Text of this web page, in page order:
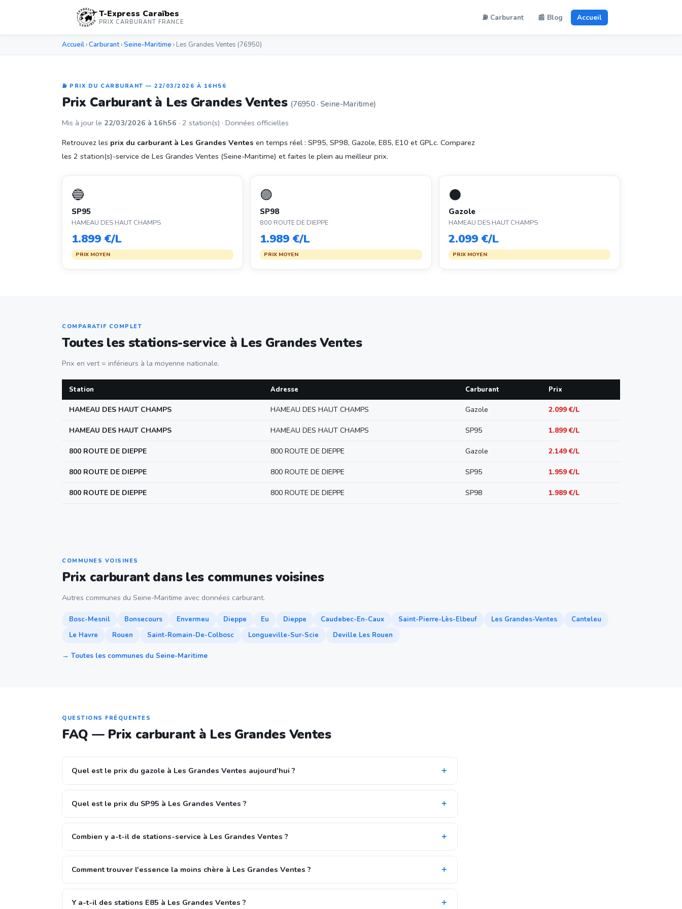
T-Express Caraïbes
PRIX CARBURANT FRANCE ⛽ Carburant 📰 Blog Accueil
Accueil ›Carburant›Seine-Maritime › Les Grandes Ventes (76950)
⛽ PRIX DU CARBURANT — 22/03/2026 À 16H56
Prix Carburant à Les Grandes Ventes (76950 · Seine-Maritime)
Mis à jour le 22/03/2026 à 16h56 · 2 station(s) · Données officielles
Retrouvez les prix du carburant à Les Grandes Ventes en temps réel : SP95, SP98, Gazole, E85, E10 et GPLc. Comparez
les 2 station(s)-service de Les Grandes Ventes (Seine-Maritime) et faites le plein au meilleur prix.
🔵
SP95
HAMEAU DES HAUT CHAMPS
1.899 €/L
PRIX MOYEN
🟣
SP98
800 ROUTE DE DIEPPE
1.989 €/L
PRIX MOYEN
⚫
Gazole
HAMEAU DES HAUT CHAMPS
2.099 €/L
PRIX MOYEN
COMPARATIF COMPLET
Toutes les stations-service à Les Grandes Ventes
Prix en vert = inférieurs à la moyenne nationale.
Station Adresse Carburant Prix
HAMEAU DES HAUT CHAMPS HAMEAU DES HAUT CHAMPS Gazole 2.099 €/L
HAMEAU DES HAUT CHAMPS HAMEAU DES HAUT CHAMPS SP95 1.899 €/L
800 ROUTE DE DIEPPE 800 ROUTE DE DIEPPE Gazole 2.149 €/L
800 ROUTE DE DIEPPE 800 ROUTE DE DIEPPE SP95 1.959 €/L
800 ROUTE DE DIEPPE 800 ROUTE DE DIEPPE SP98 1.989 €/L
COMMUNES VOISINES
Prix carburant dans les communes voisines
Autres communes du Seine-Maritime avec données carburant.
Bosc-Mesnil Bonsecours Envermeu Dieppe Eu Dieppe Caudebec-En-Caux Saint-Pierre-Lès-Elbeuf Les Grandes-Ventes
Canteleu
Le Havre
Rouen Saint-Romain-De-Colbosc Longueville-Sur-Scie Deville Les Rouen
→ Toutes les communes du Seine-Maritime
QUESTIONS FRÉQUENTES
FAQ — Prix carburant à Les Grandes Ventes
Quel est le prix du gazole à Les Grandes Ventes aujourd'hui ?
Quel est le prix du SP95 à Les Grandes Ventes ?
Combien y a-t-il de stations-service à Les Grandes Ventes ?
Comment trouver l'essence la moins chère à Les Grandes Ventes ?
Y a-t-il des stations E85 à Les Grandes Ventes ?